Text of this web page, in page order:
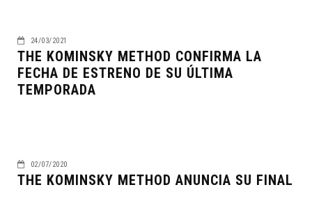
24/03/2021
THE KOMINSKY METHOD CONFIRMA LA
FECHA DE ESTRENO DE SU ÚLTIMA
TEMPORADA
02/07/2020
THE KOMINSKY METHOD ANUNCIA SU FINAL